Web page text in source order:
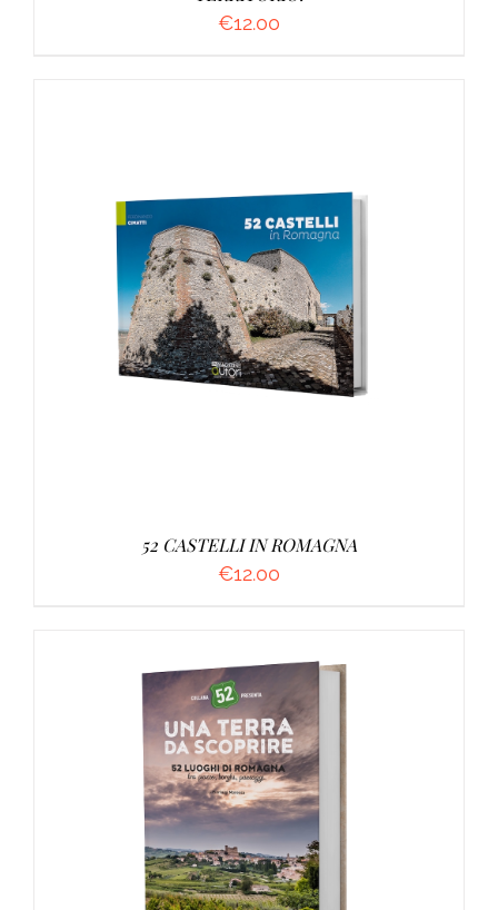
€12.00
AGGIUNGI AL CARRELLO / DETTAGLI
52 CASTELLI IN ROMAGNA
€12.00
AGGIUNGI AL CARRELLO /